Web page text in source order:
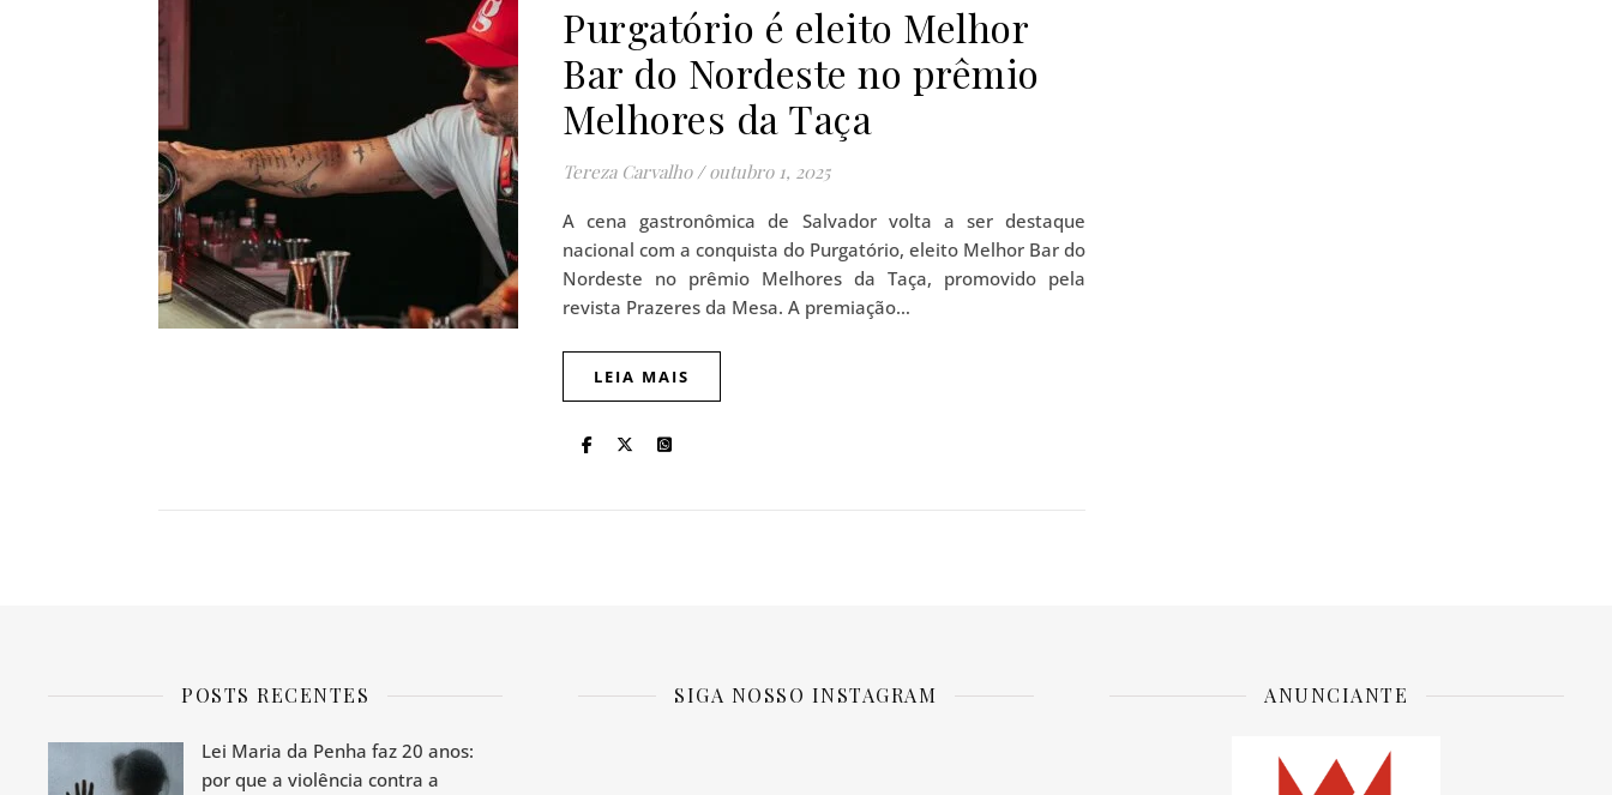
Purgatório é eleito Melhor
Bar do Nordeste no prêmio
Melhores da Taça
Tereza Carvalho / outubro 1, 2025
A cena gastronômica de Salvador volta a ser destaque
nacional com a conquista do Purgatório, eleito Melhor Bar do
Nordeste no prêmio Melhores da Taça, promovido pela
revista Prazeres da Mesa. A premiação…
LEIA MAIS
POSTS RECENTES
Lei Maria da Penha faz 20 anos:
por que a violência contra a
SIGA NOSSO INSTAGRAM ANUNCIANTE